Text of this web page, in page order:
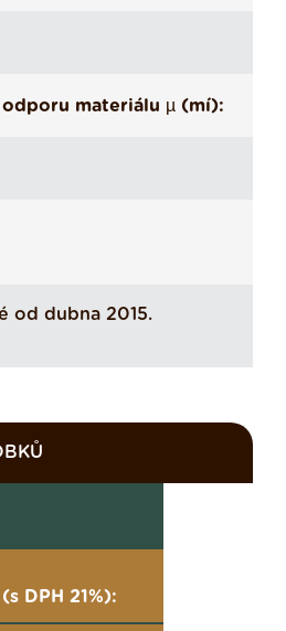
materiálu µ (mí):
od dubna 2015.
(s DPH 21%):